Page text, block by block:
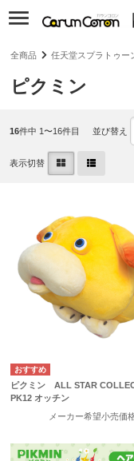
全商品 任天堂スプラトゥー
ピクミン
16件中 1〜16件目 並び替え
表示切替
ピクミン ALL STAR
PK12 オッチン
メーカー希望小売価